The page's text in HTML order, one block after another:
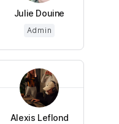
Julie Douine
Admin
Alexis Leflond